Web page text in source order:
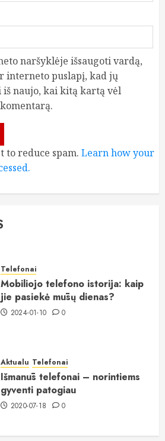
naršyklėje išsaugoti vardą,
interneto puslapį, kad jų
naujo, kai kitą kartą vėl
to reduce spam. Learn how your
Telefonai
Mobiliojo telefono istorija: kaip
jie pasiekė mūsų dienas?
2024-01-10 0
Aktualu Telefonai
Išmanūs telefonai – norintiems
gyventi patogiau
2020-07-18 0